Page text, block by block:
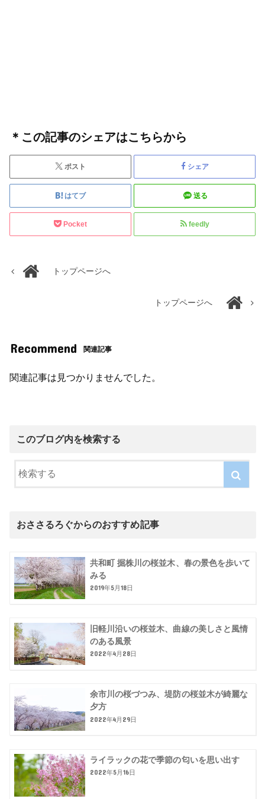
＊この記事のシェアはこちらから
ポスト シェア
はてブ 送る
Pocket feedly
トップページへ
トップページへ
Recommend 関連記事
関連記事は見つかりませんでした。
このブログ内を検索する
おささるろぐからのおすすめ記事
共和町 掘株川の桜並木、春の景色を歩いて
みる
2019年5月18日
旧軽川沿いの桜並木、曲線の美しさと風情
のある風景
2022年4月28日
余市川の桜づつみ、堤防の桜並木が綺麗な
夕方
2022年4月29日
ライラックの花で季節の匂いを思い出す
2022年5月16日